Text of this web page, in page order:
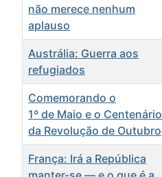
não merece nenhum
aplauso
Austrália: Guerra aos
refugiados
Comemorando o
1º de Maio e o Centenário
da Revolução de Outubro
França: Irá a República